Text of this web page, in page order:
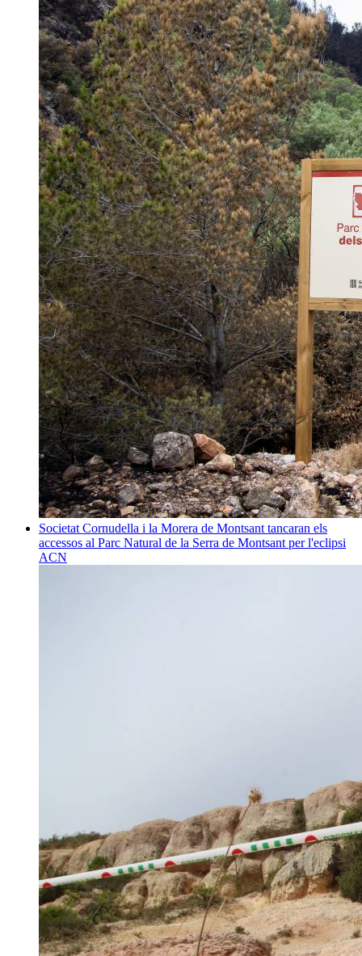
Societat Cornudella i la Morera de Montsant tancaran els
accessos al Parc Natural de la Serra de Montsant per l'eclipsi
ACN